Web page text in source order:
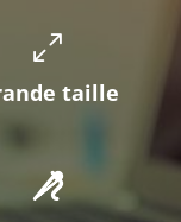
taille